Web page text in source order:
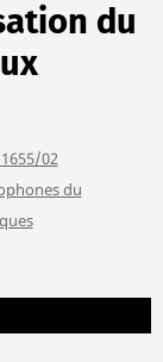
du
02
du